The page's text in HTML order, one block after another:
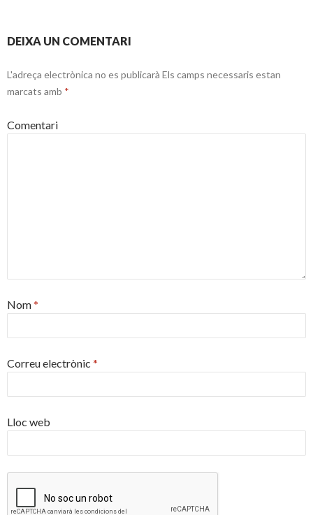
articles
DEIXA UN COMENTARI
L'adreça electrònica no es publicarà Els camps necessaris estan
marcats amb *
Comentari
Nom*
Correu electrònic *
Lloc web